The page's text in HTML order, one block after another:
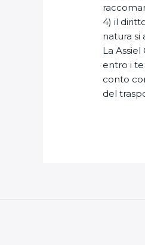
4) il
natura si
La
entro i
conto
del